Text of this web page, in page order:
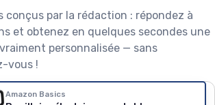
Amazon Basics
conçus par la rédaction : répondez à
et obtenez en quelques secondes une
personnalisée — sans
vous !
🧺